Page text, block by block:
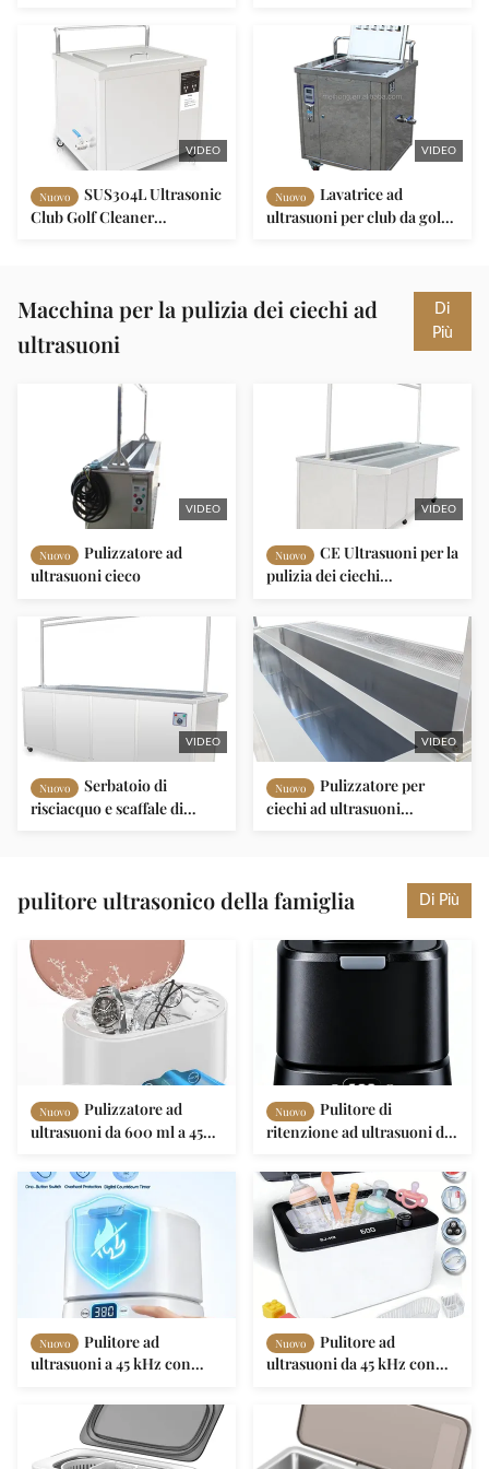
automatico
Pulizzatore ad ultrasuoni
con timer digitale e
riscaldamento
VIDEO
Nuovo
SUS304L Ultrasonic
Club Golf Cleaner
VIDEO
Nuovo
Lavatrice ad
ultrasuoni per club da golf
Macchina per la pulizia dei ciechi ad
ultrasuoni
Di
Più
VIDEO
Nuovo
Pulizzatore ad
ultrasuoni cieco
VIDEO
Nuovo
CE Ultrasuoni per la
pulizia dei ciechi
Ultrasuoni per la pulizia dei
ciechi
VIDEO
Nuovo
Serbatoio di
risciacquo e scaffale di
VIDEO
Nuovo
Pulizzatore per
ciechi ad ultrasuoni
pulitore ultrasonico della famiglia Di Più
Nuovo
Pulizzatore ad
ultrasuoni da 600 ml a 45
per la pulizia delle dentiere
e degli orologi
Nuovo
Pulitore di
ritenzione ad ultrasuoni da
UV e grande capacità da 320
ml per protesi e allineatori
Nuovo
Pulitore ad
ultrasuoni a 45 kHz con
capacità di 320 ml per
apparecchi dentali
Nuovo
Pulitore ad
ultrasuoni da 45 kHz con
serbatoio in acciaio
inossidabile 304 per gioielli
e protesi dentarie